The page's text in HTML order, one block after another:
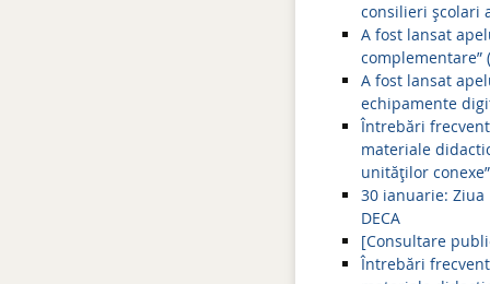
consilieri școlari
A fost lansat
complementare”
A fost lansat
echipamente
Întrebări
materiale
unităților conexe”
30 ianuarie:
DECA
[Consultare
Întrebări